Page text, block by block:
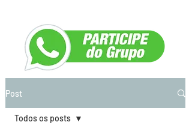
Post
Todos os posts